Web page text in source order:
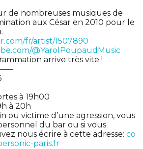
de nombreuses musiques de
aux César en 2010 pour le
fr/artist/1507890
@YarolPoupaudMusic
arrive très vite !
à 19h00
à 20h
ou victime d’une agression, vous
du bar ou si vous
nous écrire à cette adresse: co
paris.fr